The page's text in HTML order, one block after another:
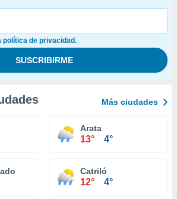
política de privacidad.
Más ciudades
Arata
13° 4°
Catriló
12° 4°